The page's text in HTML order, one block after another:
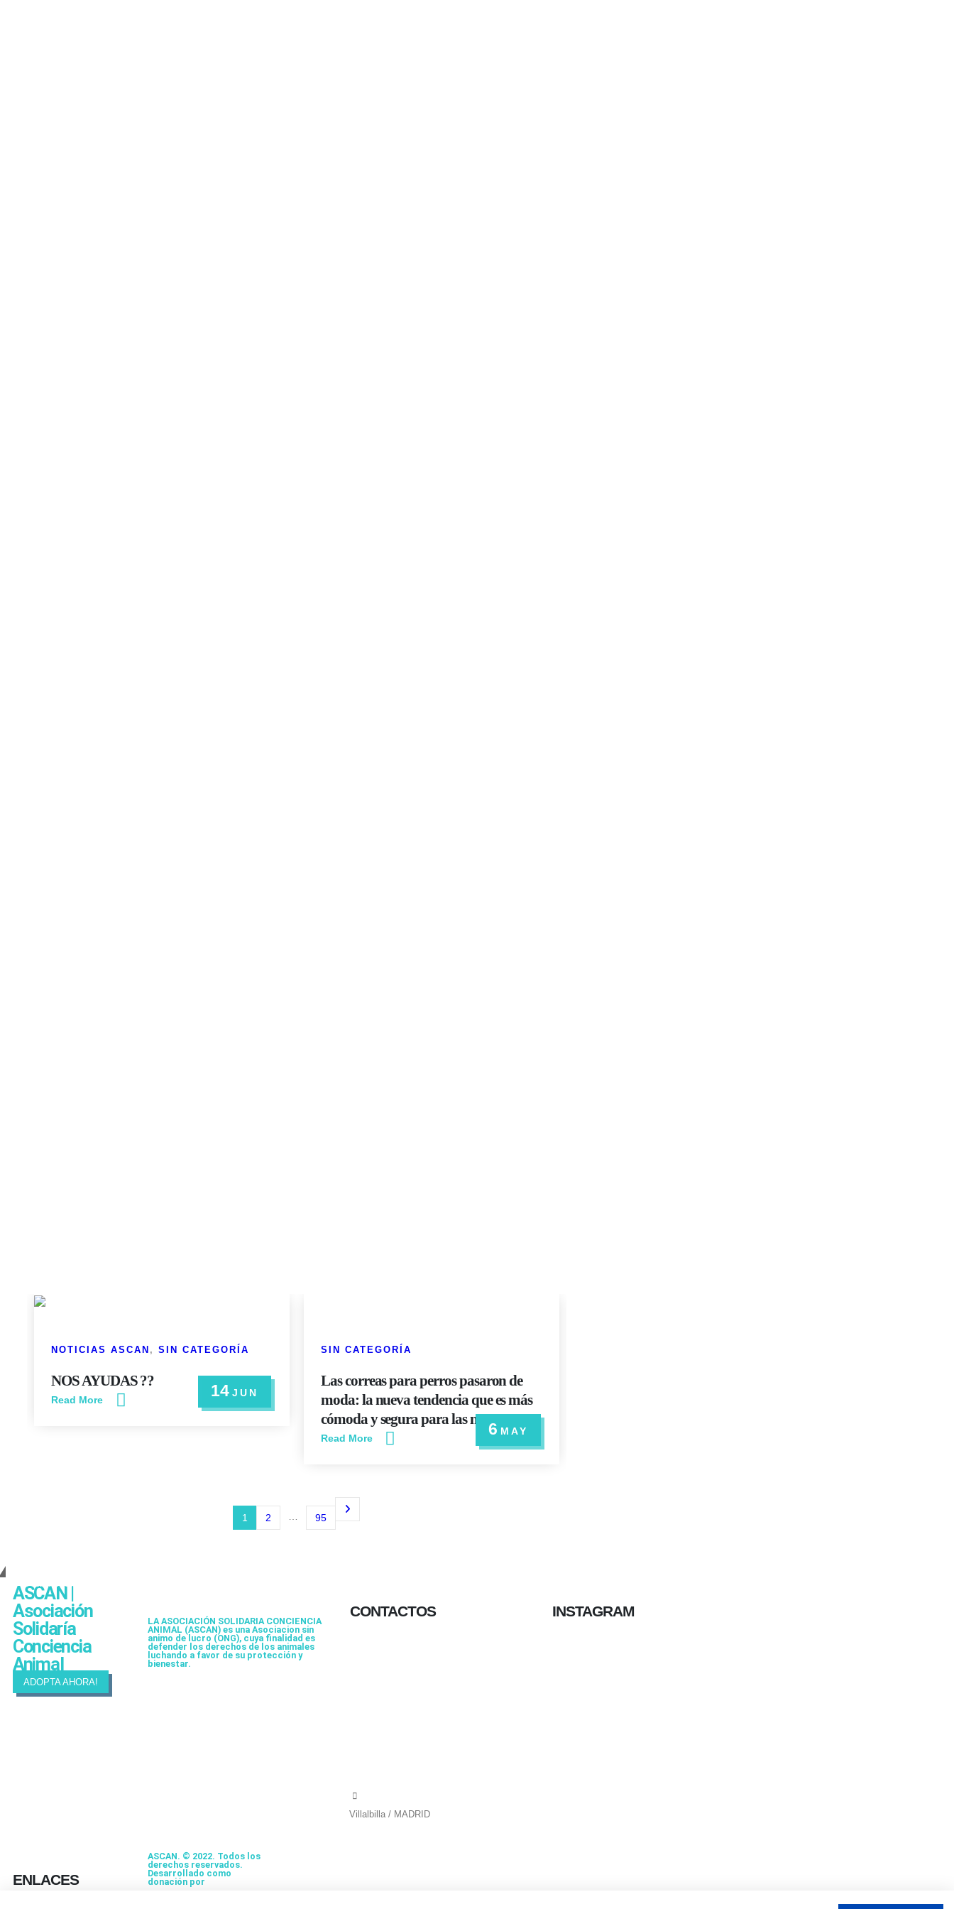
14 JUN
NOTICIAS ASCAN , SIN CATEGORÍA
NOS AYUDAS ??
Read More
6 MAY
SIN CATEGORÍA
Las correas para perros pasaron de
moda: la nueva tendencia que es más
cómoda y segura para las mascotas
Read More
1 2 95
ASCAN |
Asociación
Solidaría
Conciencia
Animal
ADOPTA AHORA!
LA ASOCIACIÓN SOLIDARIA CONCIENCIA
ANIMAL (ASCAN)es una Asociacion sin
animo de lucro (ONG), cuya finalidad es
defender los derechos de los animales
luchando a favor de su protección y
bienestar.
CONTACTOS
Villalbilla / MADRID
INSTAGRAM
ENLACES
ASCAN. © 2022. Todos los
derechos reservados.
Desarrollado como
donación por